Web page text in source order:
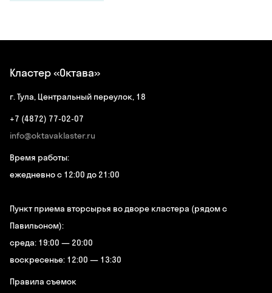
Кластер «Октава»
г. Тула, Центральный переулок, 18
+7 (4872) 77-02-07
info@oktavaklaster.ru
Время работы:
ежедневно с 12:00 до 21:00
Пункт приема вторсырья во дворе кластера (рядом с
Павильоном):
среда: 19:00 — 20:00
воскресенье: 12:00 — 13:30
Правила съемок